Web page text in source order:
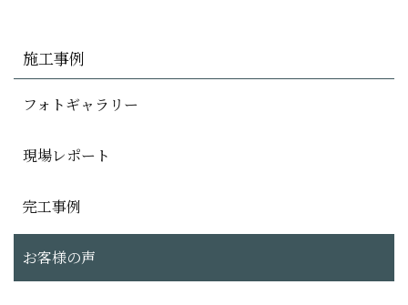
施工事例
フォトギャラリー
現場レポート
完工事例
お客様の声